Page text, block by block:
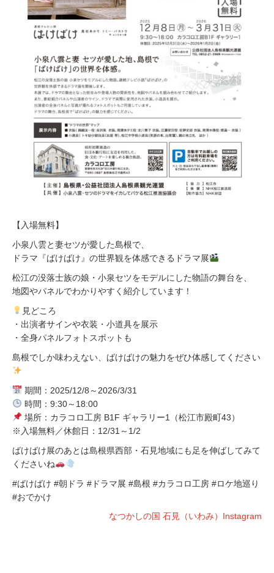
【入場無料】
小泉八雲と妻セツが愛した島根で、
ドラマ『ばけばけ』の世界観を体感できるドラマ展
松江の没落士族の娘・小泉セツをモデルにした物語の舞台を、
地図やパネルでわかりやすく紹介しています！
見どころ
・出演者サインや衣装・小道具を展示
・全身パネルフォトスポットも
島根でしか味わえない、ばけばけの魅力をぜひ体感してください
期間：2025/12/8～2026/3/31
時間：9:30～18:00
場所：カラコロ工房 B1F ギャラリー1（松江市殿町43）
※入場無料／休館日：12/31～1/2
ばけばけ展のあとは島根県西部・石見地域にも足を伸ばしてみて
くださいね
#ばけばけ #朝ドラ #ドラマ展 #島根 #カラコロ工房 #ロケ地巡り
#おでかけ
なつかしの国 石見（いわみ）Instagram